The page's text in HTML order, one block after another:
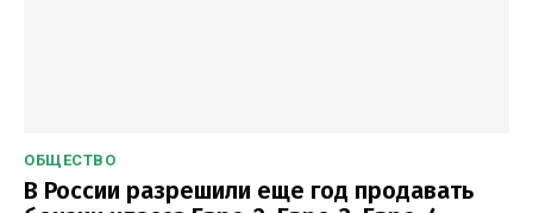
ОБЩЕСТВО
В России разрешили еще год продавать